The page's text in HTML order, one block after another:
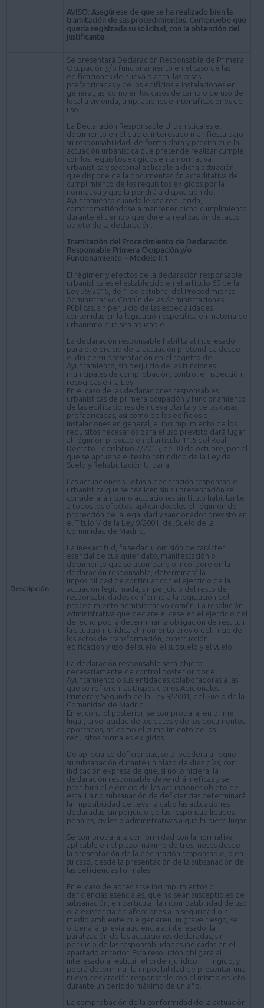
AVISO: Asegúrese de que se ha realizado bien la
tramitación de sus procedimientos. Compruebe que
queda registrada su solicitud, con la obtención del
justificante.
Descripción
Se presentará Declaración Responsable de Primera
Ocupación y/o funcionamiento en el caso de las
edificaciones de nueva planta, las casas
prefabricadas y de los edificios e instalaciones en
general, así como en los casos de cambio de uso de
local a vivienda, ampliaciones e intensificaciones de
uso.
La Declaración Responsable Urbanística es el
documento en el que el interesado manifiesta bajo
su responsabilidad, de forma clara y precisa que la
actuación urbanística que pretende realizar cumple
con los requisitos exigidos en la normativa
urbanística y sectorial aplicable a dicha actuación,
que dispone de la documentación acreditativa del
cumplimiento de los requisitos exigidos por la
normativa y que la pondrá a disposición del
Ayuntamiento cuando le sea requerida,
comprometiéndose a mantener dicho cumplimiento
durante el tiempo que dure la realización del acto
objeto de la declaración.
Tramitación del Procedimiento de Declaración
Responsable Primera Ocupación y/o
Funcionamiento – Modelo II.1:
El régimen y efectos de la declaración responsable
urbanística es el establecido en el artículo 69 de la
Ley 39/2015, de 1 de octubre, del Procedimiento
Administrativo Común de las Administraciones
Públicas, sin perjuicio de las especialidades
contenidas en la legislación específica en materia de
urbanismo que sea aplicable.
La declaración responsable habilita al interesado
para el ejercicio de la actuación pretendida desde
el día de su presentación en el registro del
Ayuntamiento, sin perjuicio de las funciones
municipales de comprobación, control e inspección
recogidas en la Ley.
En el caso de las declaraciones responsables
urbanísticas de primera ocupación y funcionamiento
de las edificaciones de nueva planta y de las casas
prefabricadas, así como de los edificios e
instalaciones en general, el incumplimiento de los
requisitos necesarios para el uso previsto dará lugar
al régimen previsto en el artículo 11.5 del Real
Decreto Legislativo 7/2015, de 30 de octubre, por el
que se aprueba el texto refundido de la Ley del
Suelo y Rehabilitación Urbana.
Las actuaciones sujetas a declaración responsable
urbanística que se realicen sin su presentación se
considerarán como actuaciones sin título habilitante
a todos los efectos, aplicándoseles el régimen de
protección de la legalidad y sancionador previsto en
el Título V de la Ley 9/2001, del Suelo de la
Comunidad de Madrid.
La inexactitud, falsedad u omisión de carácter
esencial de cualquier dato, manifestación o
documento que se acompañe o incorpore en la
declaración responsable, determinará la
imposibilidad de continuar con el ejercicio de la
actuación legitimada, sin perjuicio del resto de
responsabilidades conforme a la legislación del
procedimiento administrativo común. La resolución
administrativa que declare el cese en el ejercicio del
derecho podrá determinar la obligación de restituir
la situación jurídica al momento previo del inicio de
los actos de transformación, construcción,
edificación y uso del suelo, el subsuelo y el vuelo.
La declaración responsable será objeto
necesariamente de control posterior por el
Ayuntamiento o sus entidades colaboradoras a las
que se refieren las Disposiciones Adicionales
Primera y Segunda de la Ley 9/2001, del Suelo de la
Comunidad de Madrid.
En el control posterior, se comprobará, en primer
lugar, la veracidad de los datos y de los documentos
aportados, así como el cumplimiento de los
requisitos formales exigidos.
De apreciarse deficiencias, se procederá a requerir
su subsanación durante un plazo de diez días, con
indicación expresa de que, si no lo hiciera, la
declaración responsable devendrá ineficaz y se
prohibirá el ejercicio de las actuaciones objeto de
esta. La no subsanación de deficiencias determinará
la imposibilidad de llevar a cabo las actuaciones
declaradas, sin perjuicio de las responsabilidades
penales, civiles o administrativas a que hubiere lugar.
Se comprobará la conformidad con la normativa
aplicable en el plazo máximo de tres meses desde
la presentación de la declaración responsable, o en
su caso, desde la presentación de la subsanación de
las deficiencias formales.
En el caso de apreciarse incumplimientos o
deficiencias esenciales, que no sean susceptibles de
subsanación, en particular la incompatibilidad de uso
o la existencia de afecciones a la seguridad o al
medio ambiente que generen un grave riesgo, se
ordenará, previa audiencia al interesado, la
paralización de las actuaciones declaradas, sin
perjuicio de las responsabilidades indicadas en el
apartado anterior. Esta resolución obligará al
interesado a restituir el orden jurídico infringido, y
podrá determinar la imposibilidad de presentar una
nueva declaración responsable con el mismo objeto
durante un periodo máximo de un año.
La comprobación de la conformidad de la actuación